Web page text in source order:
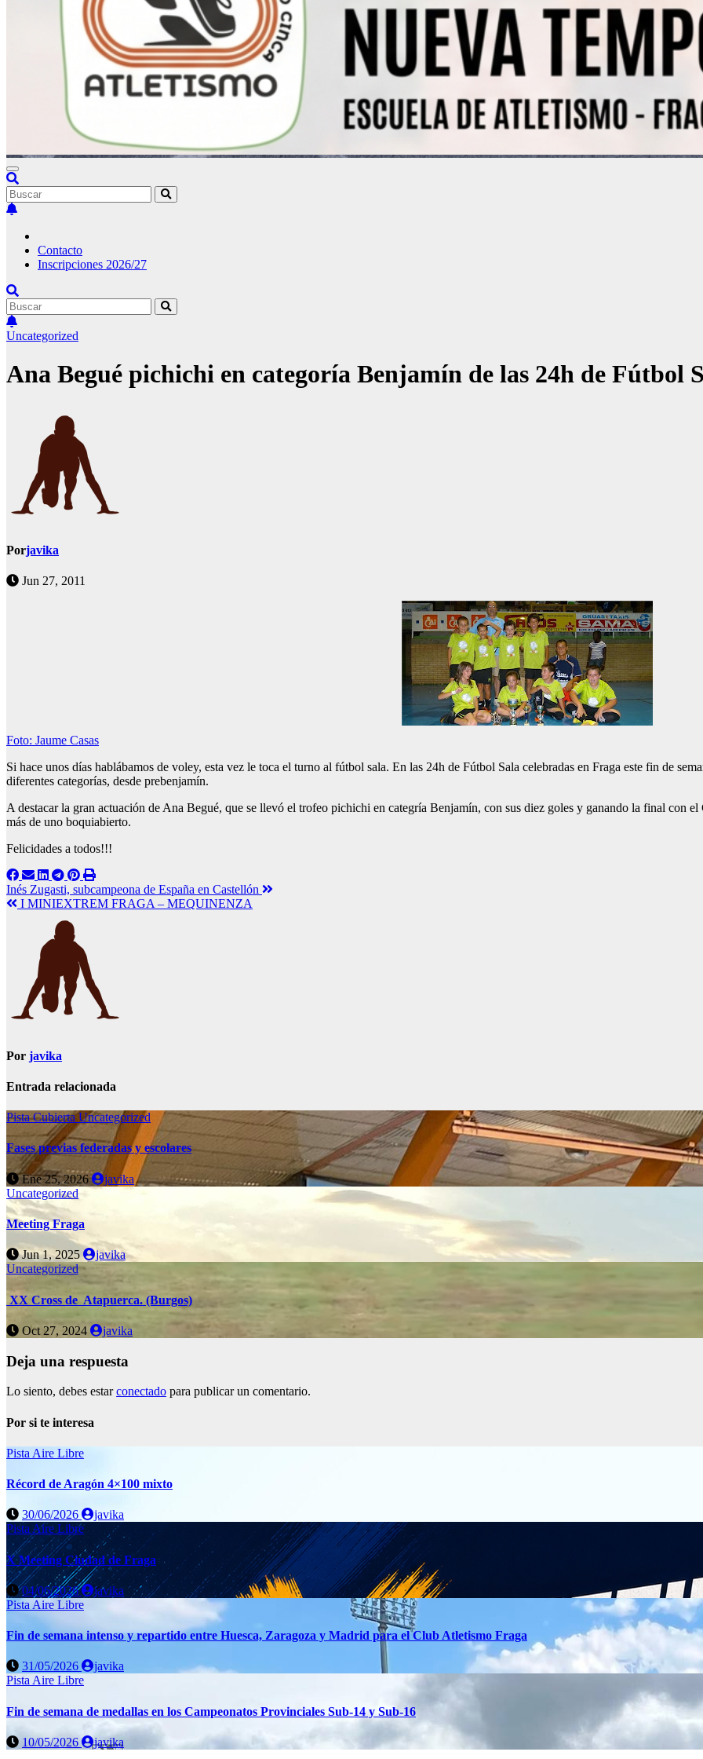
Contacto
Inscripciones 2026/27
Uncategorized
Ana Begué pichichi en categoría Benjamín de las 24h de Fútbol
Porjavika
Jun 27, 2011
Foto: Jaume Casas
Si hace unos días hablábamos de voley, esta vez le toca el turno al fútbol sala. En las 24h de Fútbol Sala celebradas en Fraga este fin de
diferentes categorías, desde prebenjamín.
A destacar la gran actuación de Ana Begué, que se llevó el trofeo pichichi en categría Benjamín, con sus diez goles y ganando la final con
más de uno boquiabierto.
Felicidades a todos!!!
Navegación
de
entradas
Inés Zugasti, subcampeona de España en Castellón
I MINIEXTREM FRAGA – MEQUINENZA
Por javika
Entrada relacionada
Pista CubiertaUncategorized
Fases previas federadas y escolares
Ene 25, 2026
javika
Uncategorized
Meeting Fraga
Jun 1, 2025
javika
Uncategorized
XX Cross de Atapuerca. (Burgos)
Oct 27, 2024 javika
Deja una respuesta
Lo siento, debes estarconectado para publicar un comentario.
Por si te interesa
Pista Aire Libre
Récord de Aragón 4×100 mixto
30/06/2026
javika
Pista Aire Libre
X Meeting Ciudad de Fraga
04/06/2026
javika
Pista Aire Libre
Fin de semana intenso y repartido entre Huesca, Zaragoza y Madrid para el Club Atletismo Fraga
31/05/2026
javika
Pista Aire Libre
Fin de semana de medallas en los Campeonatos Provinciales Sub-14 y Sub-16
10/05/2026 javika